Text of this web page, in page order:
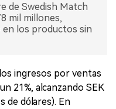
de Swedish Match
mil millones,
en los productos sin
ingresos por ventas
21%, alcanzando SEK
de dólares). En